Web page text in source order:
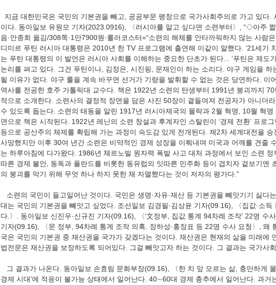
이다. 동아일보 유원모 기자(2023.0916), 〈러시아를 알고 싶다면 소련부터〉, “◇아주
음·안종희 옮김/308쪽·1만7900원·롤러코스터=“소련의 해체를 안타까워하지 않는 사람
디미르 푸틴 러시아 대통령은 2010년 한 TV 프로그램에 출연해 이같이 말했다. ‘21세기
는 푸틴 대통령의 이 발언은 러시아 사회를 이해하는 중요한 단초가 된다... ‘푸틴은 제도
논리를 펴고 있다. 그건 푸틴이나, 김정은, 시진핑, 문재인이 하는 소리다. 야구 게임을 하
될 이유가 없다. 야구 룰을 계속 바꾸면 선거가 기량을 발휘할 수 없는 것은 당연하다. 이
역사를 전공한 호주 가톨릭대 교수다. 책은 1922년 소련의 탄생부터 1991년 붕괴까지
적으로 소개한다. 소련사의 결정적 장면을 담은 사진 50장이 곁들여져 전공자가 아니더
수 있도록 돕는다. 소련의 태동을 알린 1917년 러시아제국의 몰락과 2월 혁명, 10월 혁
면으로 책은 시작된다. 1922년 레닌의 소련 창설과 후계자인 스탈린이 ‘경제 전환’ 프로
등으로 공산주의 체제를 확립해 가는 과정이 속도감 있게 전개된다. 제2차 세계대전을
사망했지만 이후 30여 년간 소련은 비약적인 경제 성장을 이뤄내며 미국과 어깨를 견줄
는 하루아침에 다가왔다. 1986년 체르노빌 원자력 폭발 사고 대처 과정에서 보인 소련
따른 경제 불안, 동독과 폴란드를 비롯한 동유럽의 잇따른 민주화 등이 겹치자 겉보기엔
의 붕괴를 막기 위해 무엇 하나 하지 못한 채 자멸했다는 것이 저자의 평가다.”
대는 국민의 기본권을 뺴앗고 싶었다. 조선일보 김경필·김상윤 기자(09.16), 〈집값·소득
다.〉. 동아일보 신진우·신규진 기자(09.16), 〈‘文정부, 집값 통계 94차례 조작’ 22명 수
기자(09.16), 〈문 정부, 94차례 통계 조작 의혹. 장하성·홍장표 등 22명 수사 요청〉, 왜
국은 국민의 기본권 중 재산권을 국가가 갖겠다는 것이다. 재산권은 현재의 삶을 미래에
법전문은 재산권을 보장하도록 되어있다. 그걸 빼앗고자 하는 것이다. 그 결과는 국가사
경제 시대’에 적응이 불가능 상태에서 일어난다. 40∼60대 경제 충추에서 일어난다. 과거